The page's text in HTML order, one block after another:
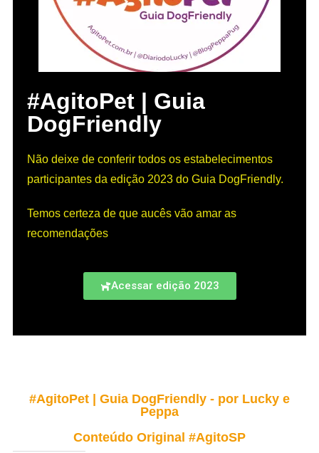
#AgitoPet | Guia
DogFriendly
Não deixe de conferir todos os estabelecimentos
participantes da edição 2023 do Guia DogFriendly.
Temos certeza de que aucês vão amar as
recomendações
Acessar edição 2023
#AgitoPet | Guia DogFriendly - por Lucky e
Peppa
Conteúdo Original #AgitoSP